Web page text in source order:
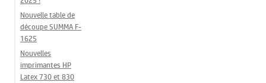
Nouvelle table de
découpe SUMMA F-
1625
Nouvelles
imprimantes HP
Latex 730 et 830